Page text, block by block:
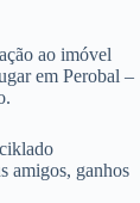
ao imóvel
em Perobal –
amigos, ganhos